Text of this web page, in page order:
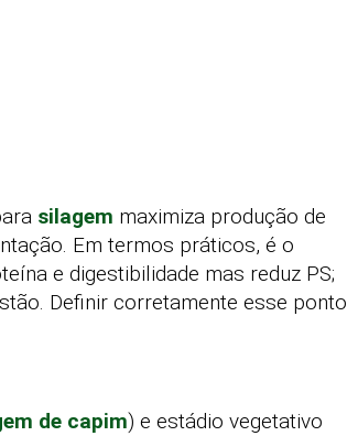
silagem maximiza produção de
Em termos práticos, é o
e digestibilidade mas reduz PS;
Definir corretamente esse ponto
de capim) e estádio vegetativo